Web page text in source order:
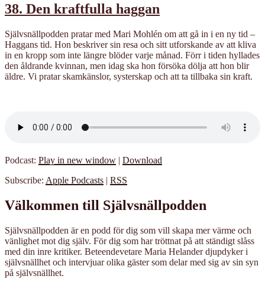
38. Den kraftfulla haggan
Självsnällpodden pratar med Mari Mohlén om att gå in i en ny tid –
Haggans tid. Hon beskriver sin resa och sitt utforskande av att kliva
in en kropp som inte längre blöder varje månad. Förr i tiden hyllades
den åldrande kvinnan, men idag ska hon försöka dölja att hon blir
äldre. Vi pratar skamkänslor, systerskap och att ta tillbaka sin kraft.
Podcast: Play in new window | Download
Subscribe: Apple Podcasts | RSS
Välkommen till Självsnällpodden
Självsnällpodden är en podd för dig som vill skapa mer värme och
vänlighet mot dig själv. För dig som har tröttnat på att ständigt slåss
med din inre kritiker. Beteendevetare Maria Helander djupdyker i
självsnällhet och intervjuar olika gäster som delar med sig av sin syn
på självsnällhet.